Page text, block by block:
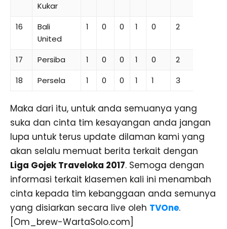
Kukar
16
Bali
United
1 0 0 1 0 2
17 Persiba 1 0 0 1 0 2
18
Persela 1 0 0 1 1 3
Maka dari itu, untuk anda semuanya yang
suka dan cinta tim kesayangan anda jangan
lupa untuk terus update dilaman kami yang
akan selalu memuat berita terkait dengan
Liga Gojek Traveloka 2017. Semoga dengan
informasi terkait klasemen kali ini menambah
cinta kepada tim kebanggaan anda semunya
yang disiarkan secara live oleh TVOne.
[Om_brew-WartaSolo.com]